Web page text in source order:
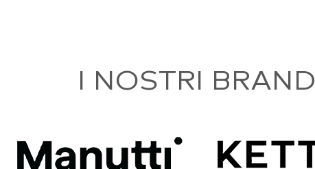
I NOSTRI BRAND